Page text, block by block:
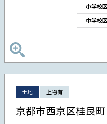
小学校区
中学校区
土地 上物有
京都市西京区桂艮町